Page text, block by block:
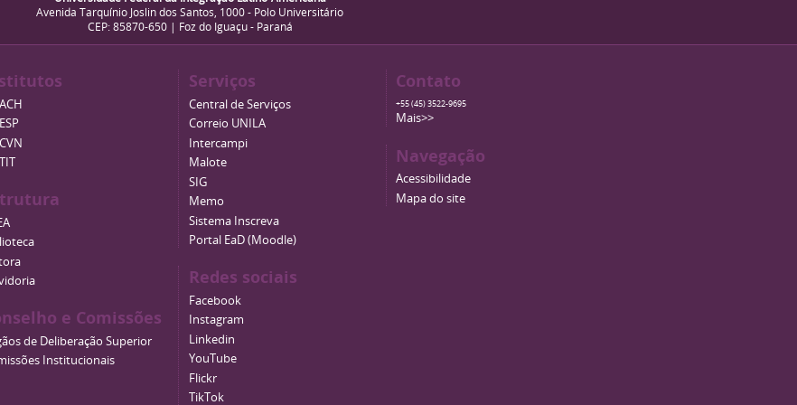
Avenida Tarquínio Joslin dos Santos, 1000 - Polo Universitário
CEP: 85870-650 | Foz do Iguaçu - Paraná
e Comissões
de Deliberação Superior
Institucionais
Serviços
Central de Serviços
Correio UNILA
Intercampi
Malote
SIG
Memo
Sistema Inscreva
Portal EaD (Moodle)
Redes sociais
Facebook
Instagram
Linkedin
YouTube
Flickr
TikTok
Contato
+55 (45) 3522-9695
Mais>>
Navegação
Acessibilidade
Mapa do site